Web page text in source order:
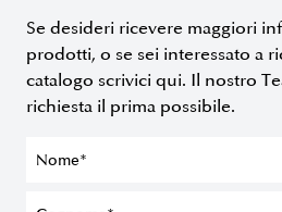
Se desideri ricevere maggiori
prodotti, o se sei interessato a
catalogo scrivici qui. Il nostro
richiesta il prima possibile.